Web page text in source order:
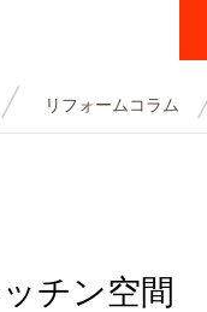
リフォームコラム
チン空間